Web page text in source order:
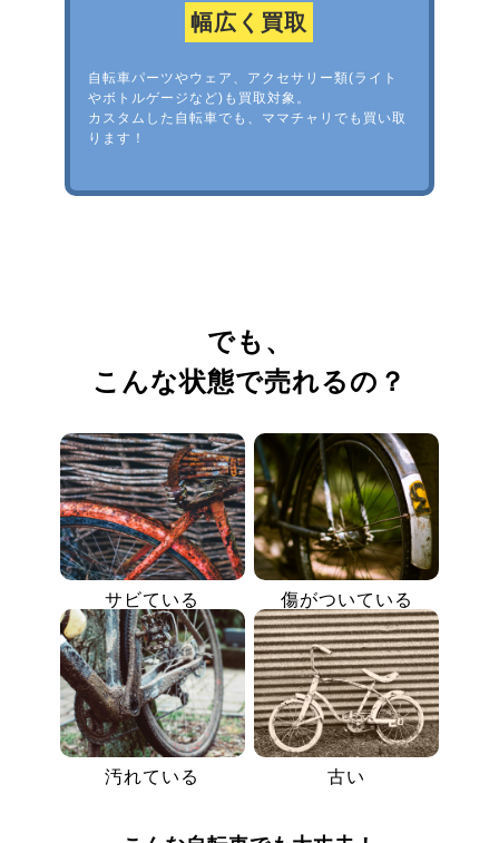
幅広く買取
自転車パーツやウェア、アクセサリー類(ライト
やボトルゲージなど)も買取対象。
カスタムした自転車でも、ママチャリでも買い取
ります！
でも、
こんな状態で売れるの？
サビている 傷がついている
汚れている 古い